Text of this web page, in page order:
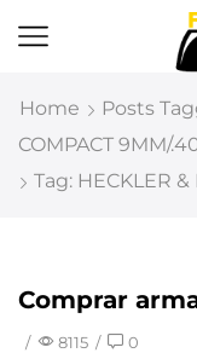
Home
Posts
COMPACT 9MM/
Tag: HECKLER
Uncategorized
Comprar
/ 8115 / 0